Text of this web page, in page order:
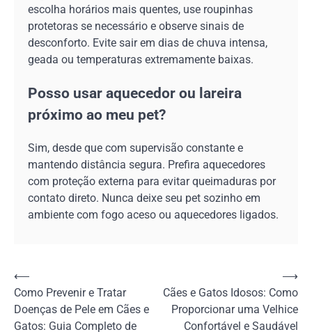
escolha horários mais quentes, use roupinhas
protetoras se necessário e observe sinais de
desconforto. Evite sair em dias de chuva intensa,
geada ou temperaturas extremamente baixas.
Posso usar aquecedor ou lareira
próximo ao meu pet?
Sim, desde que com supervisão constante e
mantendo distância segura. Prefira aquecedores
com proteção externa para evitar queimaduras por
contato direto. Nunca deixe seu pet sozinho em
ambiente com fogo aceso ou aquecedores ligados.
Navegação
de
Post
⟵
Como Prevenir e Tratar
Doenças de Pele em Cães e
Gatos: Guia Completo de
Cães e Gatos Idosos: Como
Proporcionar uma Velhice
Confortável e Saudável
⟶